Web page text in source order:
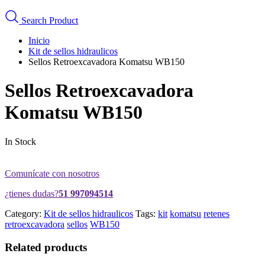
Search Product
Inicio
Kit de sellos hidraulicos
Sellos Retroexcavadora Komatsu WB150
Sellos Retroexcavadora
Komatsu WB150
In Stock
Comunícate con nosotros
¿tienes dudas?51 997094514
Category: Kit de sellos hidraulicos Tags: kit komatsu retenes
retroexcavadora sellos WB150
Related products